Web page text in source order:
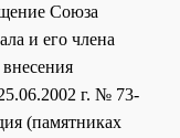
Союза
и его члена
г. № 73-
(памятниках